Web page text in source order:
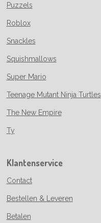
Puzzels
Roblox
Snackles
Squishmallows
Super Mario
Teenage Mutant Ninja Turtles
The New Empire
Ty
Klantenservice
Contact
Bestellen & Leveren
Betalen